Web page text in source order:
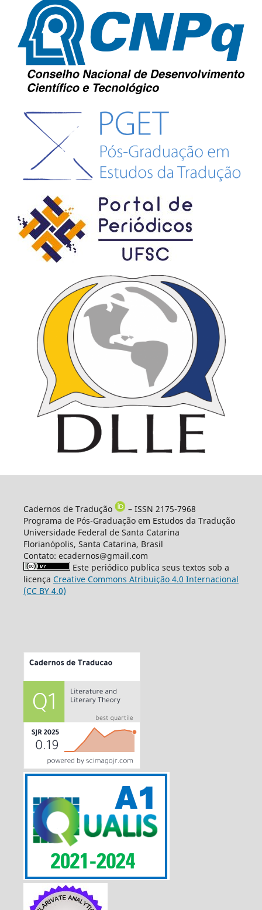
Cadernos de Tradução
– ISSN 2175-7968
Programa de Pós-Graduação em Estudos da Tradução
Universidade Federal de Santa Catarina
Florianópolis, Santa Catarina, Brasil
Contato: ecadernos@gmail.com
Este periódico publica seus textos sob a
licença Creative Commons Atribuição 4.0 Internacional
(CC BY 4.0)